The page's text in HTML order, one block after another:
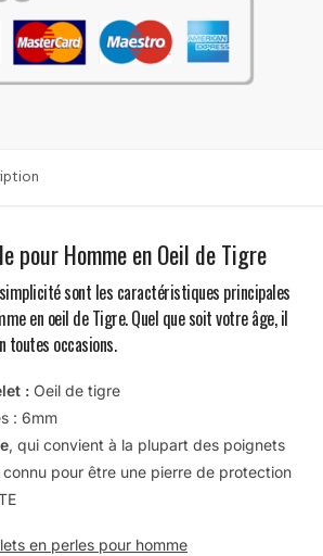
pour Homme en Oeil de Tigre
sont les caractéristiques principales
en oeil de Tigre. Quel que soit votre âge, il
toutes occasions.
: Oeil de tigre
: 6mm
, qui convient à la plupart des poignets
connu pour être une pierre de protection
en perles pour homme